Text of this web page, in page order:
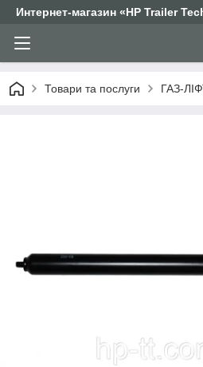
Интернет-магазин «HP Trailer
Товари та послуги ГАЗ-